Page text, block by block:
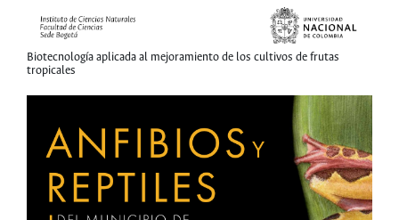
Biotecnología aplicada al mejoramiento de los cultivos de frutas
tropicales